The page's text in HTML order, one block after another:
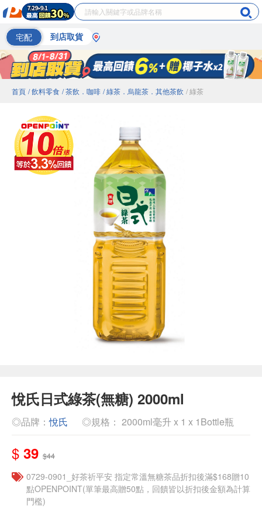
宅配 到店取貨
首頁 / 飲料零食 / 茶飲．咖啡 / 綠茶．烏龍茶．其他茶飲 / 綠茶
悅氏日式綠茶(無糖) 2000ml
◎品牌：悅氏 ◎規格： 2000ml毫升 x 1 x 1Bottle瓶
$ 39 $44
​​0729-0901_好茶祈平安 指定常溫無糖茶品折扣後滿$168贈10
點OPENPOINT(單筆最高贈50點，回饋皆以折扣後金額為計算
門檻)